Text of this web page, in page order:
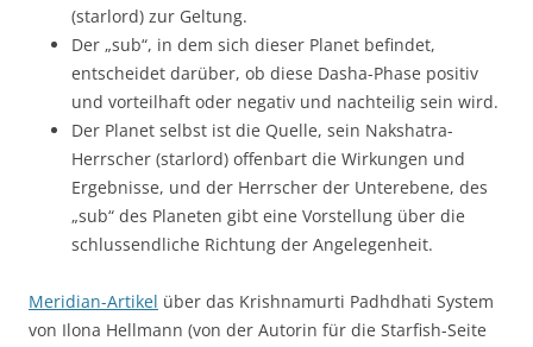
(starlord) zur Geltung.
Der „sub“, in dem sich dieser Planet befindet,
entscheidet darüber, ob diese Dasha-Phase positiv
und vorteilhaft oder negativ und nachteilig sein wird.
Der Planet selbst ist die Quelle, sein Nakshatra-
Herrscher (starlord) offenbart die Wirkungen und
Ergebnisse, und der Herrscher der Unterebene, des
„sub“ des Planeten gibt eine Vorstellung über die
schlussendliche Richtung der Angelegenheit.
Meridian-Artikel über das Krishnamurti Padhdhati System
von Ilona Hellmann (von der Autorin für die Starfish-Seite